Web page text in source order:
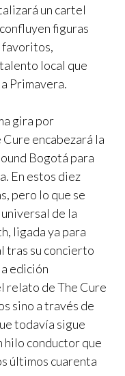
un cartel
figuras
favoritos,
local que
Primavera.
gira por
encabezará la
Bogotá para
En estos diez
pero lo que se
de la
ligada ya para
tras su concierto
edición
relato de The Cure
sino a través de
todavía sigue
hilo conductor que
últimos cuarenta